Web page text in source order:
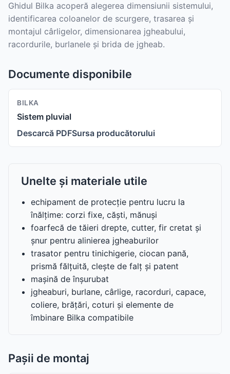
Ghidul Bilka acoperă alegerea dimensiunii sistemului,
identificarea coloanelor de scurgere, trasarea și
montajul cârligelor, dimensionarea jgheabului,
racordurile, burlanele și brida de jgheab.
Documente disponibile
BILKA
Sistem pluvial
Descarcă PDFSursa producătorului
Unelte și materiale utile
echipament de protecție pentru lucru la
înălțime: corzi fixe, căști, mănuși
foarfecă de tăieri drepte, cutter, fir cretat și
șnur pentru alinierea jgheaburilor
trasator pentru tinichigerie, ciocan pană,
prismă fălțuită, clește de falț și patent
mașină de înșurubat
jgheaburi, burlane, cârlige, racorduri, capace,
coliere, brățări, coturi și elemente de
îmbinare Bilka compatibile
Pașii de montaj